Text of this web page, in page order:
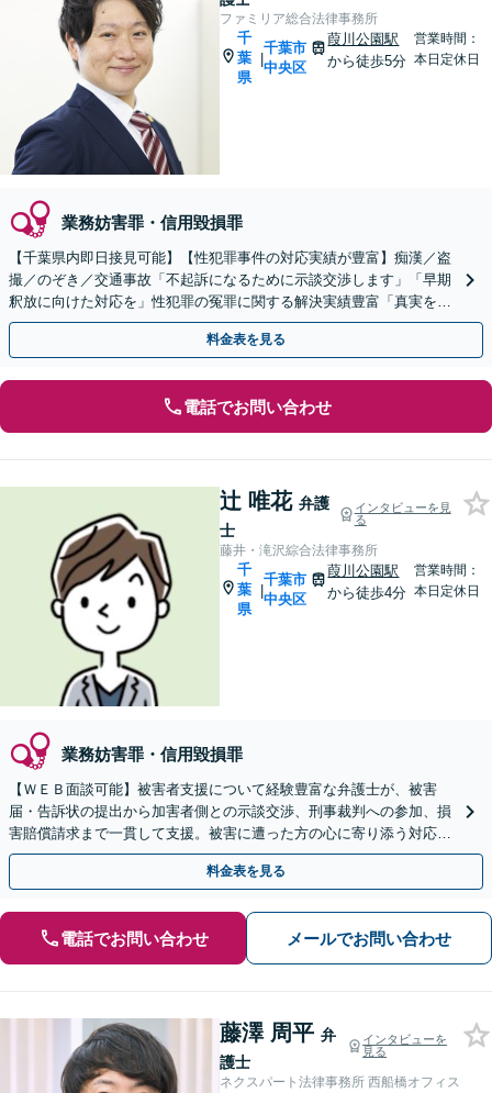
ファミリア総合法律事務所
千
葉
県
|
千葉市
中央区
葭川公園駅
から徒歩5分
営業時間：
本日定休日
業務妨害罪・信用毀損罪
【千葉県内即日接見可能】【性犯罪事件の対応実績が豊富】痴漢／盗
撮／のぞき／交通事故「不起訴になるために示談交渉します」「早期
釈放に向けた対応を」性犯罪の冤罪に関する解決実績豊富「真実を証
明して無罪を勝ち取ります」【完全個室相談】
料金表を見る
電話でお問い合わせ
辻 唯花 弁護
士
インタビューを見
る
藤井・滝沢綜合法律事務所
千
葉
県
|
千葉市
中央区
葭川公園駅
から徒歩4分
営業時間：
本日定休日
業務妨害罪・信用毀損罪
【ＷＥＢ面談可能】被害者支援について経験豊富な弁護士が、被害
届・告訴状の提出から加害者側との示談交渉、刑事裁判への参加、損
害賠償請求まで一貫して支援。被害に遭った方の心に寄り添う対応を
徹底しています。一人で抱え込まず、まずはご相談ください。
料金表を見る
電話でお問い合わせ メールでお問い合わせ
藤澤 周平 弁
護士
インタビューを
見る
ネクスパート法律事務所 西船橋オフィス